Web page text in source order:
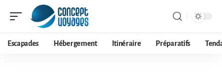
Escapades Hébergement Itinéraire Préparatifs